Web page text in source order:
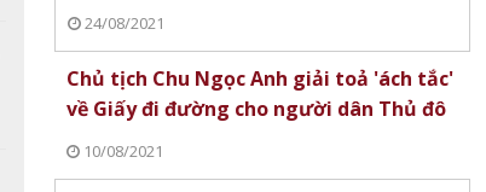
24/08/2021
Chủ tịch Chu Ngọc Anh giải toả 'ách tắc'
về Giấy đi đường cho người dân Thủ đô
10/08/2021